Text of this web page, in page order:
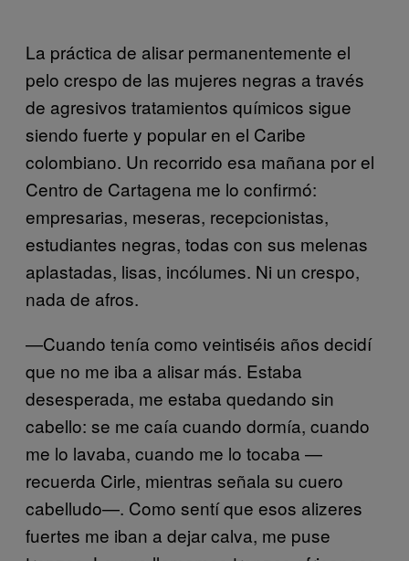
La práctica de alisar permanentemente el
pelo crespo de las mujeres negras a través
de agresivos tratamientos químicos sigue
siendo fuerte y popular en el Caribe
colombiano. Un recorrido esa mañana por el
Centro de Cartagena me lo confirmó:
empresarias, meseras, recepcionistas,
estudiantes negras, todas con sus melenas
aplastadas, lisas, incólumes. Ni un crespo,
nada de afros.
—Cuando tenía como veintiséis años decidí
que no me iba a alisar más. Estaba
desesperada, me estaba quedando sin
cabello: se me caía cuando dormía, cuando
me lo lavaba, cuando me lo tocaba —
recuerda Cirle, mientras señala su cuero
cabelludo—. Como sentí que esos alizeres
fuertes me iban a dejar calva, me puse